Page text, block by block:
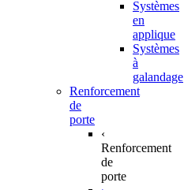
Systèmes
en
applique
Systèmes
à
galandage
Renforcement
de
porte
‹
Renforcement
de
porte